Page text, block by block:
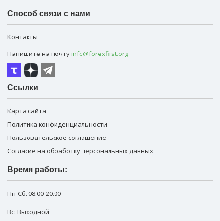
Способ связи с нами
Контакты
Напишите на почту info@forexfirst.org
Ссылки
Карта сайта
Политика конфиденциальности
Пользовательское соглашение
Согласие на обработку персональных данных
Время работы:
Пн-Сб: 08:00-20:00
Вс: Выходной